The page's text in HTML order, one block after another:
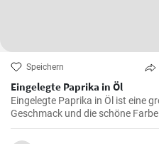
Speichern
Eingelegte Paprika in Öl
Eingelegte Paprika in Öl ist eine
Geschmack und die schöne
zu bewahren.